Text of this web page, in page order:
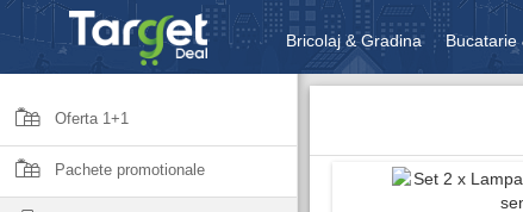
Bricolaj & Gradina Bucatarie
Unelte & Scule Jucarii, Copii
Oferta 1+1
Pachete promotionale